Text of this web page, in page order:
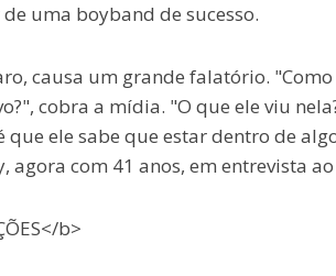
uma boyband de sucesso.
causa um grande falatório.
cobra a mídia. "O que ele viu
que ele sabe que estar dentro de
agora com 41 anos, em entrevista
b>